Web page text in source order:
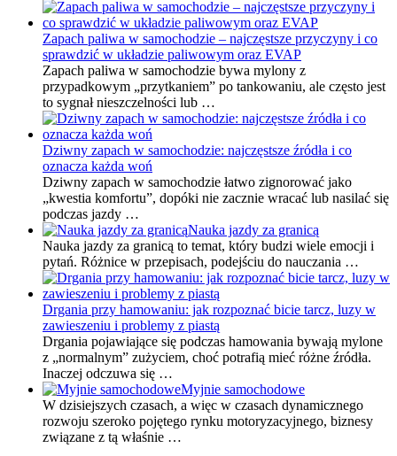
Zapach paliwa w samochodzie – najczęstsze przyczyny i co
sprawdzić w układzie paliwowym oraz EVAP
Zapach paliwa w samochodzie bywa mylony z
przypadkowym „przytkaniem” po tankowaniu, ale często jest
to sygnał nieszczelności lub …
Dziwny zapach w samochodzie: najczęstsze źródła i co
oznacza każda woń
Dziwny zapach w samochodzie łatwo zignorować jako
„kwestia komfortu”, dopóki nie zacznie wracać lub nasilać się
podczas jazdy …
Nauka jazdy za granicą
Nauka jazdy za granicą to temat, który budzi wiele emocji i
pytań. Różnice w przepisach, podejściu do nauczania …
Drgania przy hamowaniu: jak rozpoznać bicie tarcz, luzy w
zawieszeniu i problemy z piastą
Drgania pojawiające się podczas hamowania bywają mylone
z „normalnym” zużyciem, choć potrafią mieć różne źródła.
Inaczej odczuwa się …
Myjnie samochodowe
W dzisiejszych czasach, a więc w czasach dynamicznego
rozwoju szeroko pojętego rynku motoryzacyjnego, biznesy
związane z tą właśnie …